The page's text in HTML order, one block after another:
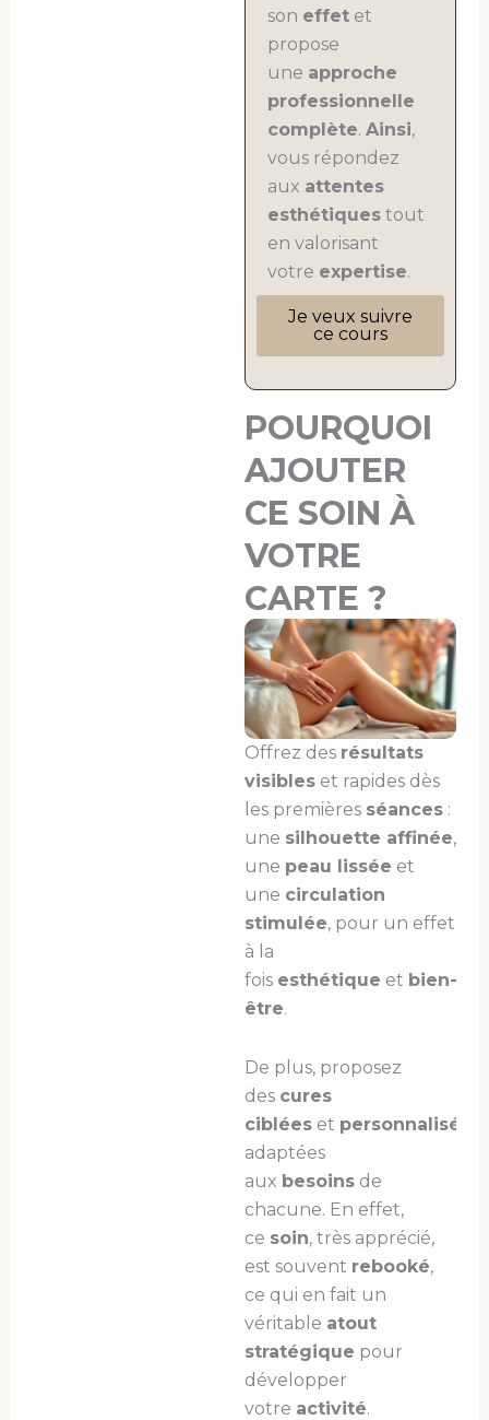
son effet et
propose
une approche
professionnelle
complète. Ainsi,
vous répondez
aux attentes
esthétiques tout
en valorisant
votre expertise.
Je veux suivre
ce cours
POURQUOI
AJOUTER
CE SOIN À
VOTRE
CARTE ?
Offrez des résultats
visibles et rapides dès
les premières séances :
une silhouette affinée,
une peau lissée et
une circulation
stimulée, pour un effet
à la
fois esthétique et bien-
être.
De plus, proposez
des cures
ciblées et personnalisées
adaptées
aux besoins de
chacune. En effet,
ce soin, très apprécié,
est souvent rebooké,
ce qui en fait un
véritable atout
stratégique pour
développer
votre activité.